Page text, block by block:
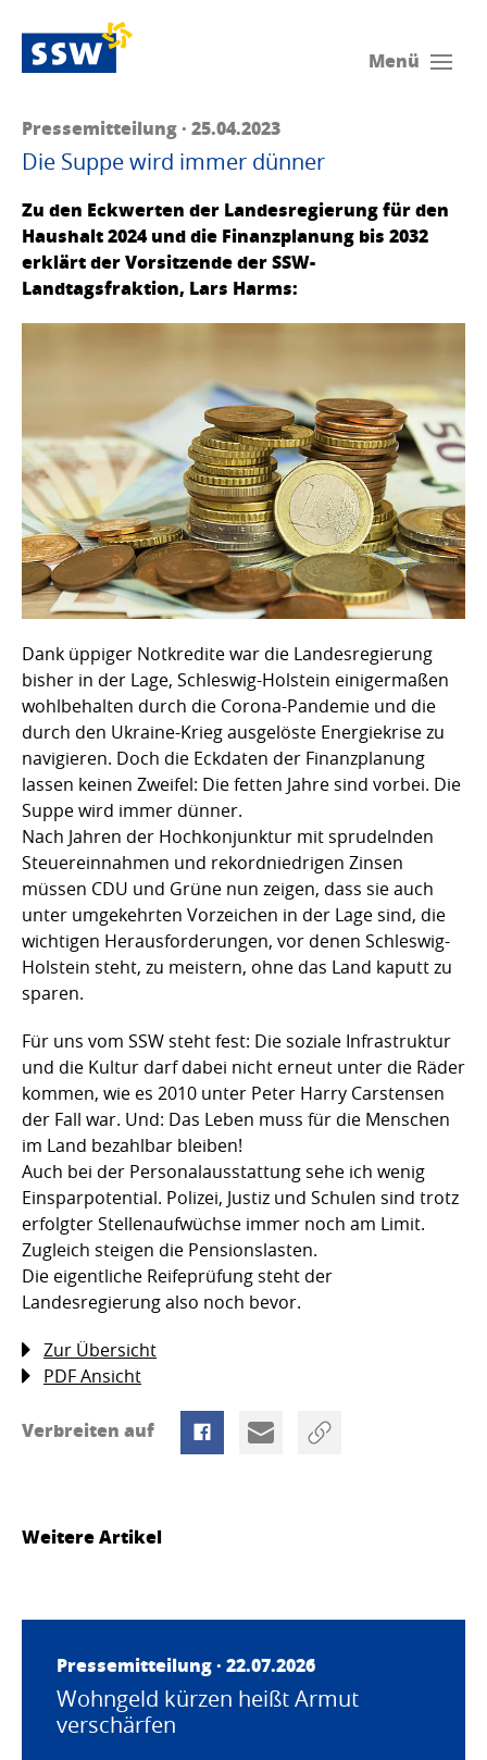
Menü
Pressemitteilung · 25.04.2023
Die Suppe wird immer dünner
Zu den Eckwerten der Landesregierung für den
Haushalt 2024 und die Finanzplanung bis 2032
erklärt der Vorsitzende der SSW-
Landtagsfraktion, Lars Harms:
Dank üppiger Notkredite war die Landesregierung
bisher in der Lage, Schleswig-Holstein einigermaßen
wohlbehalten durch die Corona-Pandemie und die
durch den Ukraine-Krieg ausgelöste Energiekrise zu
navigieren. Doch die Eckdaten der Finanzplanung
lassen keinen Zweifel: Die fetten Jahre sind vorbei. Die
Suppe wird immer dünner.
Nach Jahren der Hochkonjunktur mit sprudelnden
Steuereinnahmen und rekordniedrigen Zinsen
müssen CDU und Grüne nun zeigen, dass sie auch
unter umgekehrten Vorzeichen in der Lage sind, die
wichtigen Herausforderungen, vor denen Schleswig-
Holstein steht, zu meistern, ohne das Land kaputt zu
sparen.
Für uns vom SSW steht fest: Die soziale Infrastruktur
und die Kultur darf dabei nicht erneut unter die Räder
kommen, wie es 2010 unter Peter Harry Carstensen
der Fall war. Und: Das Leben muss für die Menschen
im Land bezahlbar bleiben!
Auch bei der Personalausstattung sehe ich wenig
Einsparpotential. Polizei, Justiz und Schulen sind trotz
erfolgter Stellenaufwüchse immer noch am Limit.
Zugleich steigen die Pensionslasten.
Die eigentliche Reifeprüfung steht der
Landesregierung also noch bevor.
Zur Übersicht
PDF Ansicht
Verbreiten auf
Weitere Artikel
Pressemitteilung · 22.07.2026
Wohngeld kürzen heißt Armut
verschärfen